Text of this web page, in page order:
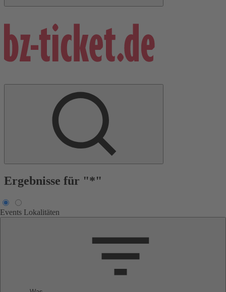
Ergebnisse für "*"
Events Lokalitäten